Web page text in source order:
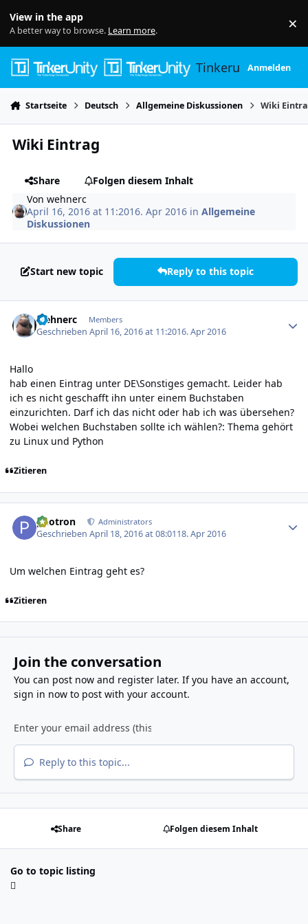
View in the app
A better way to browse. Learn more. ×
TinkerunityAnmelden
Startseite Deutsch Allgemeine Diskussionen Wiki
Wiki Eintrag
Share
Folgen diesem Inhalt
Vonwehnerc
April 16, 2016 at 11:2016. Apr 2016 inAllgemeine
Diskussionen
Start new topic Reply to this topic
wehnerc Members
GeschriebenApril 16, 2016 at 11:2016. Apr 2016
Hallo
hab einen Eintrag unter DE\Sonstiges gemacht. Leider hab
ich es nicht geschafft ihn unter einem Buchstaben
einzurichten. Darf ich das nicht oder hab ich was übersehen?
Wobei welchen Buchstaben sollte ich wählen?: Thema gehört
zu Linux und Python
Zitieren
photron Administrators
GeschriebenApril 18, 2016 at 08:0118. Apr 2016
Um welchen Eintrag geht es?
Zitieren
Join the conversation
You can post now and register later. If you have an account,
sign in nowto post with your account.
Reply to this topic...
Share Folgen diesem Inhalt
Go to topic listing